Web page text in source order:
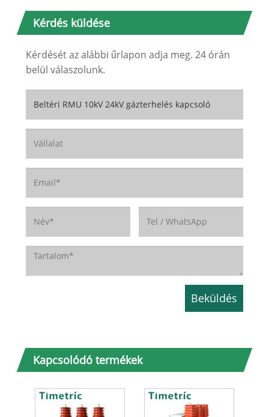
Kérdés küldése
Kérdését az alábbi űrlapon adja meg. 24 órán
belül válaszolunk.
Kapcsolódó termékek